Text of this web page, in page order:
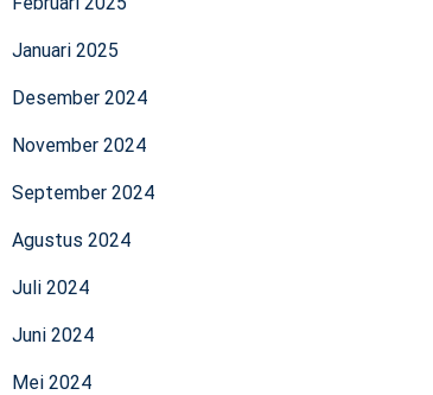
Januari 2025
Desember 2024
November 2024
September 2024
Agustus 2024
Juli 2024
Juni 2024
Mei 2024